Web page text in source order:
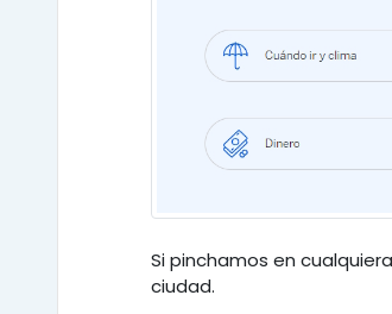
Si pinchamos en
ciudad.